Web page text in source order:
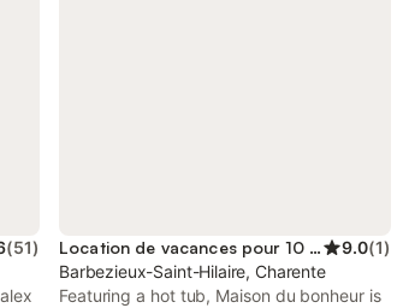
(51)
Location de vacances pour 10 personnes 9.0(1)
Barbezieux-Saint-Hilaire, Charente
Featuring a hot tub, Maison du bonheur is